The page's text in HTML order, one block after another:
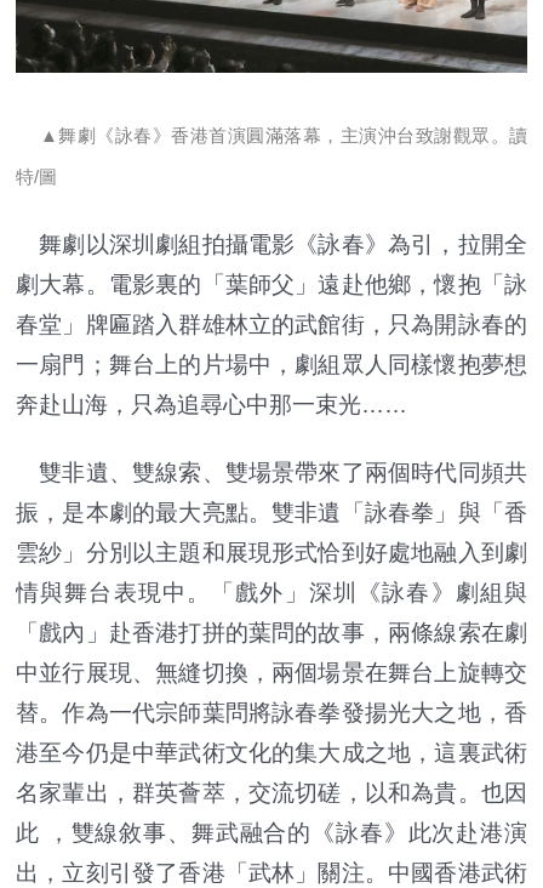
▲舞劇《詠春》香港首演圓滿落幕，主演沖台致謝觀眾。讀
特/圖
舞劇以深圳劇組拍攝電影《詠春》為引，拉開全
劇大幕。電影裏的「葉師父」遠赴他鄉，懷抱「詠
春堂」牌匾踏入群雄林立的武館街，只為開詠春的
一扇門；舞台上的片場中，劇組眾人同樣懷抱夢想
奔赴山海，只為追尋心中那一束光……
雙非遺、雙線索、雙場景帶來了兩個時代同頻共
振，是本劇的最大亮點。雙非遺「詠春拳」與「香
雲紗」分別以主題和展現形式恰到好處地融入到劇
情與舞台表現中。「戲外」深圳《詠春》劇組與
「戲內」赴香港打拼的葉問的故事，兩條線索在劇
中並行展現、無縫切換，兩個場景在舞台上旋轉交
替。作為一代宗師葉問將詠春拳發揚光大之地，香
港至今仍是中華武術文化的集大成之地，這裏武術
名家輩出，群英薈萃，交流切磋，以和為貴。也因
此 ，雙線敘事、舞武融合的《詠春》此次赴港演
出，立刻引發了香港「武林」關注。中國香港武術